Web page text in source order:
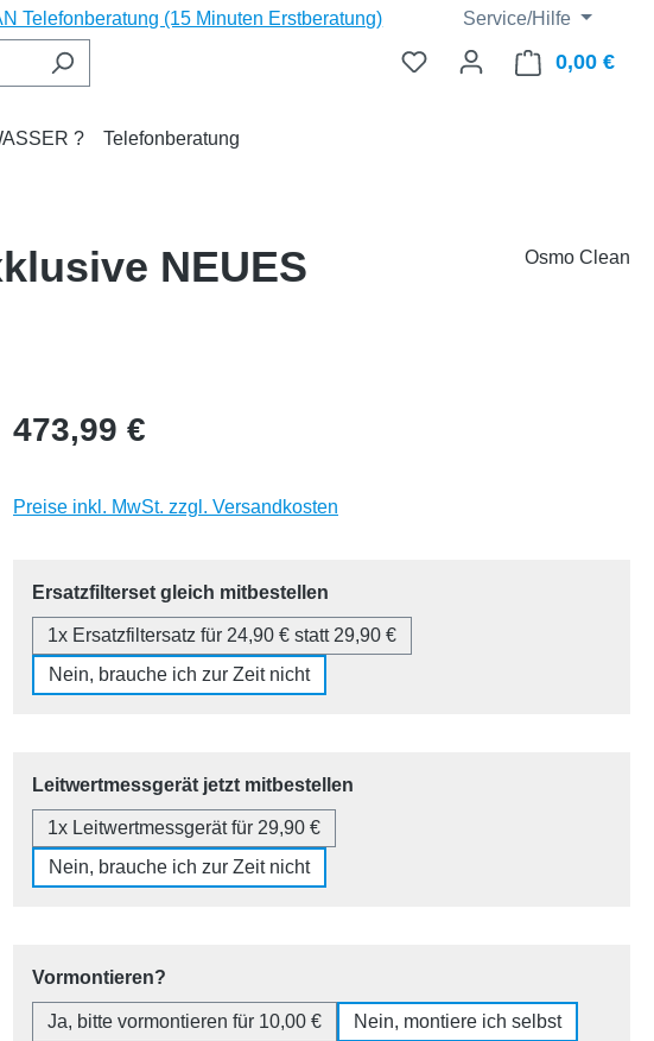
Telefonberatung (15 Minuten Erstberatung) Service/Hilfe
0,00 €
? Telefonberatung
NEUES
Osmo Clean
Regulärer Preis:
473,99 €
Preise inkl. MwSt. zzgl. Versandkosten
Ersatzfilterset gleich mitbestellen
1x Ersatzfiltersatz für 24,90 € statt 29,90 €
Nein, brauche ich zur Zeit nicht
Leitwertmessgerät jetzt mitbestellen
1x Leitwertmessgerät für 29,90 €
Nein, brauche ich zur Zeit nicht
Vormontieren?
Ja, bitte vormontieren für 10,00 € Nein, montiere ich selbst